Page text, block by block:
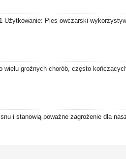
Użytkowanie: Pies owczarski
groźnych chorób, często
i stanowią poważne zagrożenie dla